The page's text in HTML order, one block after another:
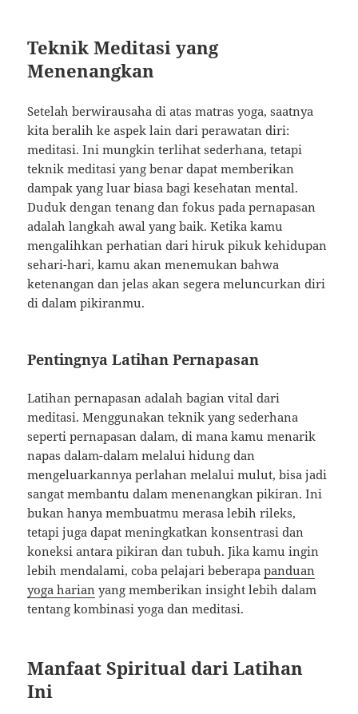
Teknik Meditasi yang
Menenangkan
Setelah berwirausaha di atas matras yoga, saatnya
kita beralih ke aspek lain dari perawatan diri:
meditasi. Ini mungkin terlihat sederhana, tetapi
teknik meditasi yang benar dapat memberikan
dampak yang luar biasa bagi kesehatan mental.
Duduk dengan tenang dan fokus pada pernapasan
adalah langkah awal yang baik. Ketika kamu
mengalihkan perhatian dari hiruk pikuk kehidupan
sehari-hari, kamu akan menemukan bahwa
ketenangan dan jelas akan segera meluncurkan diri
di dalam pikiranmu.
Pentingnya Latihan Pernapasan
Latihan pernapasan adalah bagian vital dari
meditasi. Menggunakan teknik yang sederhana
seperti pernapasan dalam, di mana kamu menarik
napas dalam-dalam melalui hidung dan
mengeluarkannya perlahan melalui mulut, bisa jadi
sangat membantu dalam menenangkan pikiran. Ini
bukan hanya membuatmu merasa lebih rileks,
tetapi juga dapat meningkatkan konsentrasi dan
koneksi antara pikiran dan tubuh. Jika kamu ingin
lebih mendalami, coba pelajari beberapapanduan
yoga harian yang memberikan insight lebih dalam
tentang kombinasi yoga dan meditasi.
Manfaat Spiritual dari Latihan
Ini